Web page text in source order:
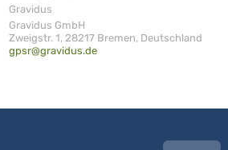
Gravidus
Gravidus GmbH
Zweigstr. 1, 28217 Bremen, Deutschland
gpsr@gravidus.de